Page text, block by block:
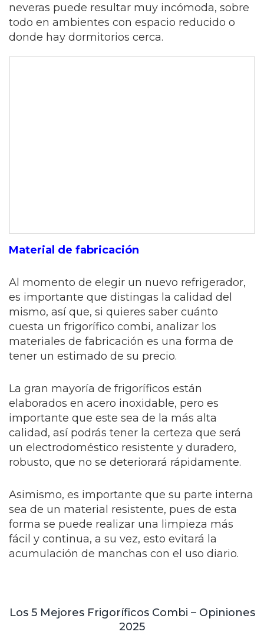
neveras puede resultar muy incómoda, sobre
todo en ambientes con espacio reducido o
donde hay dormitorios cerca.
Material de fabricación
Al momento de elegir un nuevo refrigerador,
es importante que distingas la calidad del
mismo, así que, si quieres saber cuánto
cuesta un frigorífico combi, analizar los
materiales de fabricación es una forma de
tener un estimado de su precio.
La gran mayoría de frigoríficos están
elaborados en acero inoxidable, pero es
importante que este sea de la más alta
calidad, así podrás tener la certeza que será
un electrodoméstico resistente y duradero,
robusto, que no se deteriorará rápidamente.
Asimismo, es importante que su parte interna
sea de un material resistente, pues de esta
forma se puede realizar una limpieza más
fácil y continua, a su vez, esto evitará la
acumulación de manchas con el uso diario.
Los 5 Mejores Frigoríficos Combi – Opiniones
2025